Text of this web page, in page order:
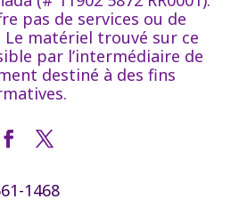
pas de services ou de
Le matériel trouvé sur ce
par l’intermédiaire de
destiné à des fins
1468